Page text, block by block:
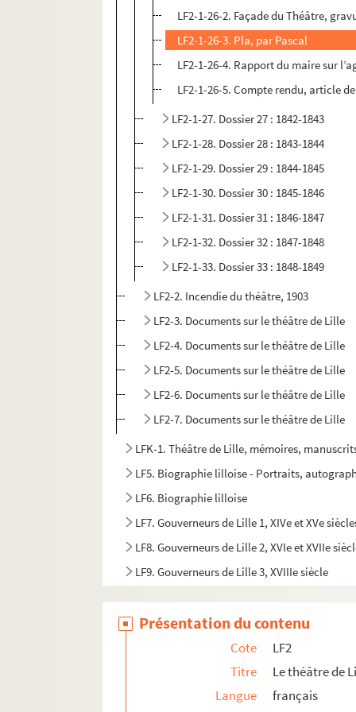
LF2-1-26-2. Façade du Théâtre,
LF2-1-26-3. Pla, par Pascal
LF2-1-26-4. Rapport du maire sur
LF2-1-26-5. Compte rendu, article
LF2-1-27. Dossier 27 : 1842-1843
LF2-1-28. Dossier 28 : 1843-1844
LF2-1-29. Dossier 29 : 1844-1845
LF2-1-30. Dossier 30 : 1845-1846
LF2-1-31. Dossier 31 : 1846-1847
LF2-1-32. Dossier 32 : 1847-1848
LF2-1-33. Dossier 33 : 1848-1849
LF2-2. Incendie du théâtre, 1903
LF2-3. Documents sur le théâtre de Lille
LF2-4. Documents sur le théâtre de Lille
LF2-5. Documents sur le théâtre de Lille
LF2-6. Documents sur le théâtre de Lille
LF2-7. Documents sur le théâtre de Lille
LFK-1. Théâtre de Lille, mémoires,
LF5. Biographie lilloise - Portraits,
LF6. Biographie lilloise
LF7. Gouverneurs de Lille 1, XIVe et XVe
LF8. Gouverneurs de Lille 2, XVIe et XVIIe
LF9. Gouverneurs de Lille 3, XVIIIe siècle
LF11. Vues de Lille – Cartes postales
LF12. Vues de Lille - photographies,
LF14. Photographies du musée de Lille
Présentation du contenu
Cote
LF2
Titre
Le théâtre de
Langue
français